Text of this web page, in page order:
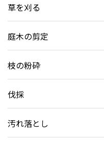
草を刈る
庭木の剪定
枝の粉砕
伐採
汚れ落とし